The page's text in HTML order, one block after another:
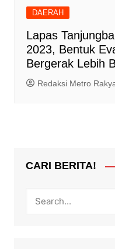
DAERAH
Lapas
2023, Bentuk
Bergerak Lebih
Redaksi Metro
CARI BERITA!